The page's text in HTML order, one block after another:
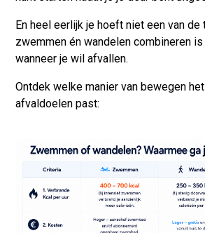
En heel eerlijk je hoeft niet een van
zwemmen én wandelen combineren is
wanneer je wil afvallen.
Ontdek welke manier van bewegen
afvaldoelen past: